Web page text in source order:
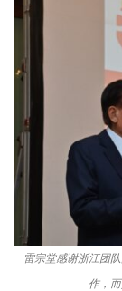
雷宗堂感谢浙江团
作，